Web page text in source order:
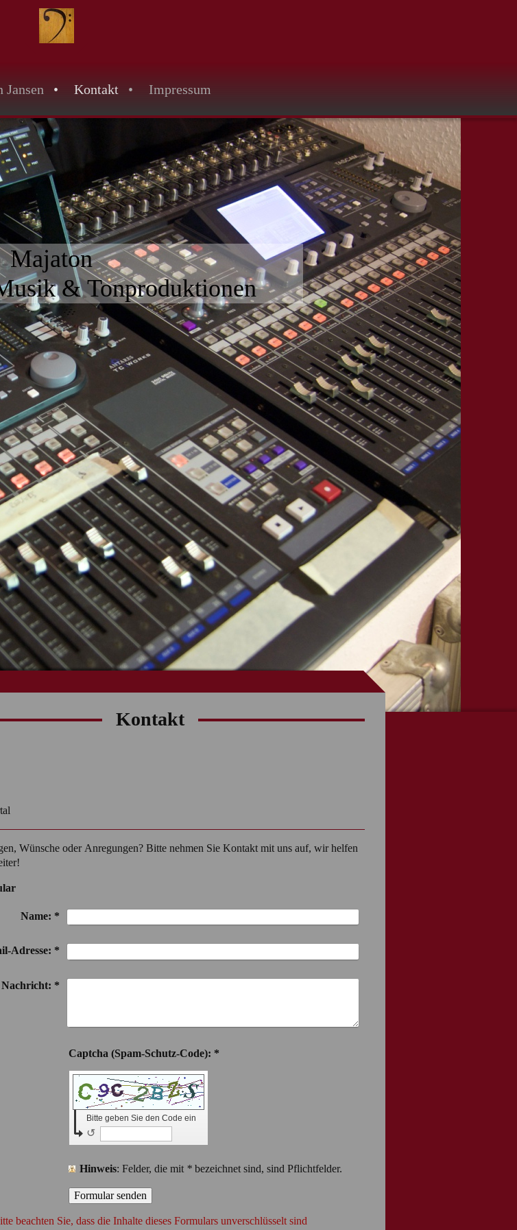
Kontakt Impressum
Majaton
& Tonproduktionen
Kontakt
4
Wünsche oder Anregungen? Bitte nehmen Sie Kontakt mit uns auf, wir helfen
Name: *
Adresse: *
Nachricht: *
Captcha (Spam-Schutz-Code): *
Bitte geben Sie den Code ein
↺
Hinweis : Felder, die mit *bezeichnet sind, sind Pflichtfelder.
beachten Sie, dass die Inhalte dieses Formulars unverschlüsselt sind